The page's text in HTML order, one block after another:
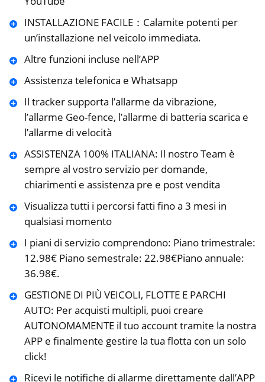
INSTALLAZIONE FACILE：Calamite potenti per
un’installazione nel veicolo immediata.
Altre funzioni incluse nell’APP
Assistenza telefonica e Whatsapp
Il tracker supporta l’allarme da vibrazione,
l’allarme Geo-fence, l’allarme di batteria scarica e
l’allarme di velocità
ASSISTENZA 100% ITALIANA: Il nostro Team è
sempre al vostro servizio per domande,
chiarimenti e assistenza pre e post vendita
Visualizza tutti i percorsi fatti fino a 3 mesi in
qualsiasi momento
I piani di servizio comprendono: Piano trimestrale:
12.98€ Piano semestrale: 22.98€Piano annuale:
36.98€.
GESTIONE DI PIÙ VEICOLI, FLOTTE E PARCHI
AUTO: Per acquisti multipli, puoi creare
AUTONOMAMENTE il tuo account tramite la nostra
APP e finalmente gestire la tua flotta con un solo
click!
Ricevi le notifiche di allarme direttamente dall’APP